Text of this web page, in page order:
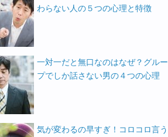
わらない人の５つの心理と特徴
一対一だと無口なのはなぜ？グルー
プでしか話さない男の４つの心理
気が変わるの早すぎ！コロコロ言う